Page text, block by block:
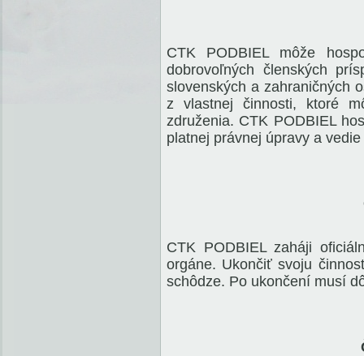
CTK PODBIEL môže
dobrovoľných členských
slovenských a zahraničných
z vlastnej činnosti, ktoré
združenia. CTK PODBIEL
platnej právnej úpravy a
CTK PODBIEL zaháji
orgáne. Ukončiť svoju
schôdze. Po ukončení musí